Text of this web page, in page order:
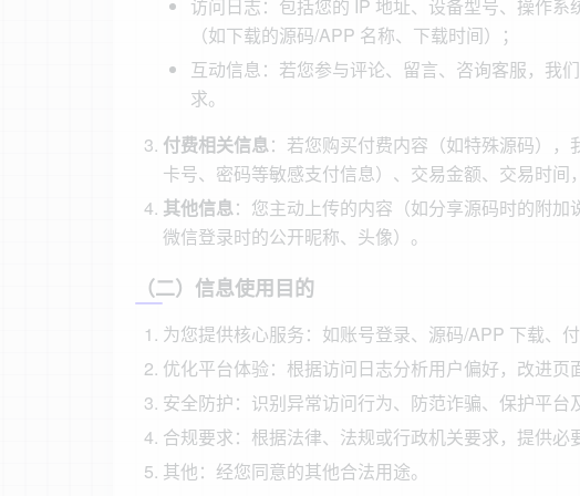
访问日志：包括您的 IP 地址、设备型号、操作
（如下载的源码/APP 名称、下载时间）；
互动信息：若您参与评论、留言、咨询客服，我
求。
付费相关信息：若您购买付费内容（如特殊源码）
卡号、密码等敏感支付信息）、交易金额、交易时间
其他信息：您主动上传的内容（如分享源码时的附
微信登录时的公开昵称、头像）。
（二）信息使用目的
为您提供核心服务：如账号登录、源码/APP 下载、
优化平台体验：根据访问日志分析用户偏好，改进页
安全防护：识别异常访问行为、防范诈骗、保护平台
合规要求：根据法律、法规或行政机关要求，提供必
其他：经您同意的其他合法用途。